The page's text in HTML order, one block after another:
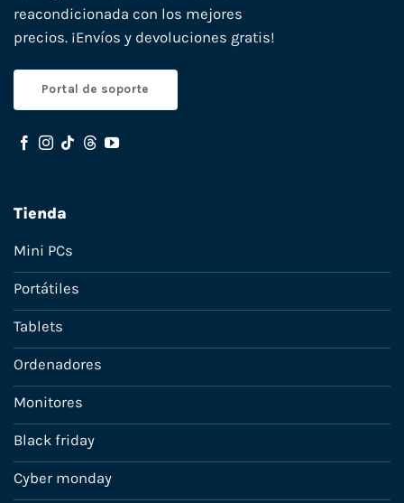
reacondicionada con los mejores
precios. ¡Envíos y devoluciones gratis!
Portal de soporte
Tienda
Mini PCs
Portátiles
Tablets
Ordenadores
Monitores
Black friday
Cyber monday